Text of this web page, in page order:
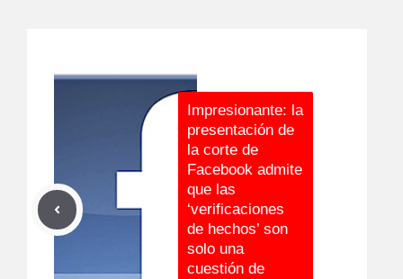
Impresionante: la
presentación de
la corte de
Facebook admite
que las
‘verificaciones
de hechos’ son
solo una
cuestión de